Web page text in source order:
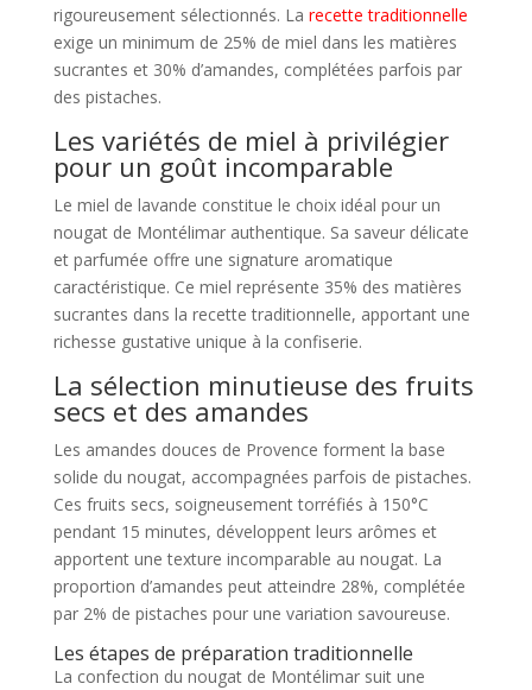
rigoureusement sélectionnés. La recette traditionnelle
exige un minimum de 25% de miel dans les matières
sucrantes et 30% d’amandes, complétées parfois par
des pistaches.
Les variétés de miel à privilégier
pour un goût incomparable
Le miel de lavande constitue le choix idéal pour un
nougat de Montélimar authentique. Sa saveur délicate
et parfumée offre une signature aromatique
caractéristique. Ce miel représente 35% des matières
sucrantes dans la recette traditionnelle, apportant une
richesse gustative unique à la confiserie.
La sélection minutieuse des fruits
secs et des amandes
Les amandes douces de Provence forment la base
solide du nougat, accompagnées parfois de pistaches.
Ces fruits secs, soigneusement torréfiés à 150°C
pendant 15 minutes, développent leurs arômes et
apportent une texture incomparable au nougat. La
proportion d’amandes peut atteindre 28%, complétée
par 2% de pistaches pour une variation savoureuse.
Les étapes de préparation traditionnelle
La confection du nougat de Montélimar suit une